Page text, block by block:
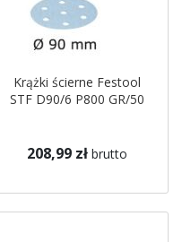
Krążki ścierne Festool
STF D90/6 P800 GR/50
208,99 zł brutto